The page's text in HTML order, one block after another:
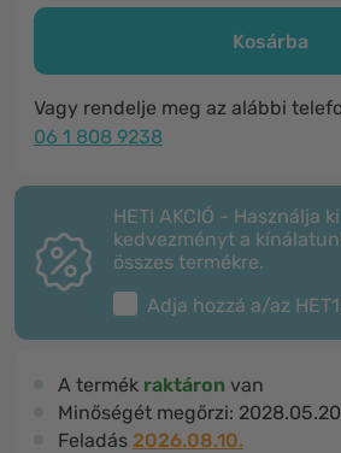
Kosárba
Vagy rendelje meg az alábbi
06 1 808 9238
HETI AKCIÓ - Használja
kedvezményt a
összes termékre.
Adja hozzá a/az
A termék raktáron van
Minőségét megőrzi:
Feladás 2026.08.10.